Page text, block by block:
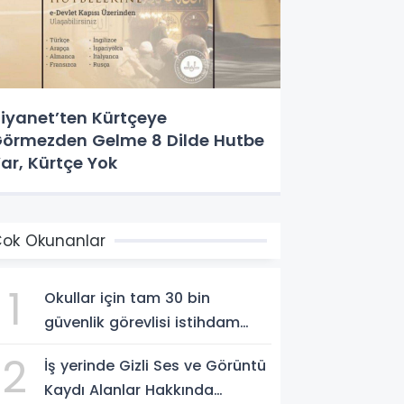
Kürtçeye
Gelme 8 Dilde Hutbe
Kürtçe Yok
Okunanlar
1
Okullar için tam 30 bin
güvenlik görevlisi istihdam
2
İş yerinde Gizli Ses ve Görüntü
Kaydı Alanlar Hakkında